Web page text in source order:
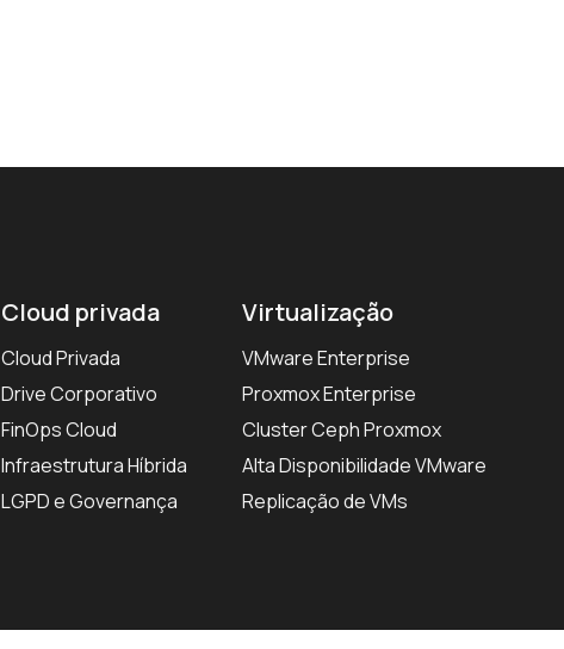
Cloud privada
Cloud Privada
Drive Corporativo
FinOps Cloud
Infraestrutura Híbrida
LGPD e Governança
Virtualização
VMware Enterprise
Proxmox Enterprise
Cluster Ceph Proxmox
Alta Disponibilidade VMware
Replicação de VMs